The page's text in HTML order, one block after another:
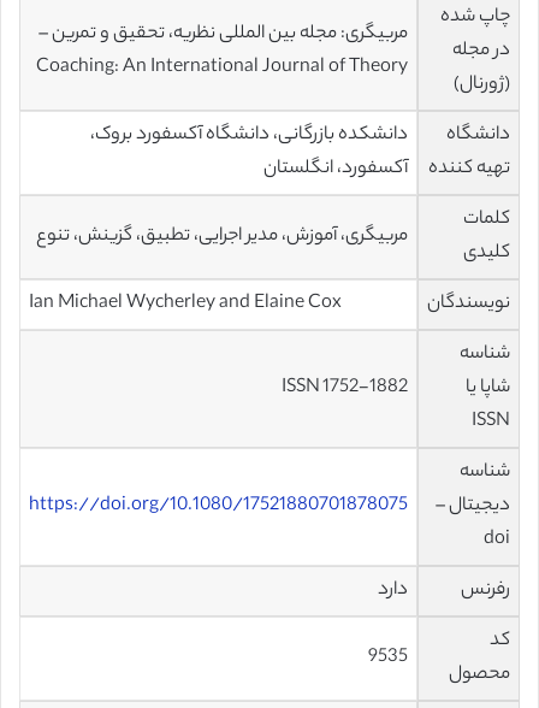
چاپ شده
در مجله
(ژورنال)
مربیگری: مجله بین المللی نظریه، تحقیق و تمرین –
Coaching: An International Journal of Theory
دانشگاه
تهیه کننده
دانشکده بازرگانی، دانشگاه آکسفورد بروک،
آکسفورد، انگلستان
کلمات
کلیدی
مربیگری، آموزش، مدیر اجرایی، تطبیق، گزینش، تنوع
نویسندگان
Ian Michael Wycherley and Elaine Cox
شناسه
شاپا یا
ISSN
ISSN 1752-1882
شناسه
دیجیتال –
doi
https://doi.org/10.1080/17521880701878075
رفرنس
دارد
کد
محصول
9535